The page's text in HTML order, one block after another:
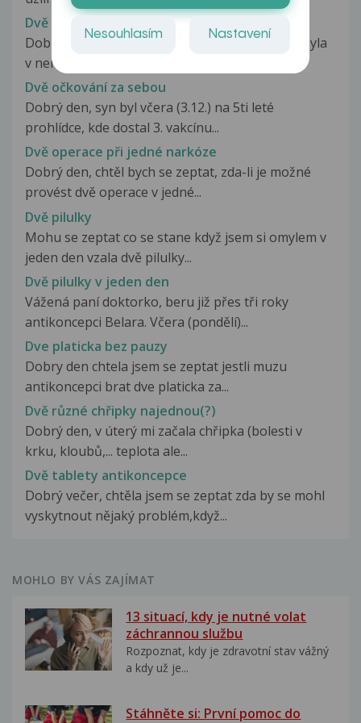
Dvě miniinterupce krátce po sobě
Dobrý den. V prosinci na začátku měsíce jsem byla
v nemocnici a dělali mi miniinterupci,ne...
Dvě očkování za sebou
Dobrý den, syn byl včera (3.12.) na 5ti leté
prohlídce, kde dostal 3. vakcínu...
Dvě operace při jedné narkóze
Dobrý den, chtěl bych se zeptat, zda-li je možné
provést dvě operace v jedné...
Dvě pilulky
Mohu se zeptat co se stane když jsem si omylem v
jeden den vzala dvě pilulky...
Dvě pilulky v jeden den
Vážená paní doktorko, beru již přes tři roky
antikoncepci Belara. Včera (pondělí)...
Dve platicka bez pauzy
Dobry den chtela jsem se zeptat jestli muzu
antikoncepci brat dve platicka za...
Dvě různé chřipky najednou(?)
Dobrý den, v úterý mi začala chřipka (bolesti v
krku, kloubů,... teplota ale...
Dvě tablety antikoncepce
Dobrý večer, chtěla jsem se zeptat zda by se mohl
vyskytnout nějaký problém,když...
MOHLO BY VÁS ZAJÍMAT
13 situací, kdy je nutné volat
záchrannou službu
Rozpoznat, kdy je zdravotní stav vážný
a kdy už je...
Stáhněte si: První pomoc do
Nesouhlasím Nastavení